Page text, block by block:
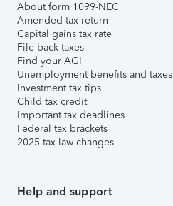
About form 1099-NEC
Amended tax return
Capital gains tax rate
File back taxes
Find your AGI
Unemployment benefits and taxes
Investment tax tips
Child tax credit
Important tax deadlines
Federal tax brackets
2025 tax law changes
Help and support